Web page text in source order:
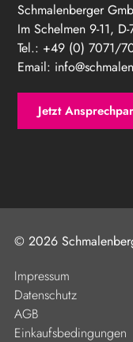
Schmalenberger
Im Schelmen 9-11,
Tel.: +49 (0) 7071/
Email:
Jetzt
© 2026
Impressum
Datenschutz
AGB
Einkaufsbedingungen